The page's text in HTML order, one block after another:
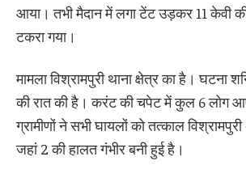
आया। तभी मैदान में लगा टेंट उड़कर 11 केवी
टकरा गया।
मामला विश्रामपुरी थाना क्षेत्र का है। घटना
की रात की है। करंट की चपेट में कुल 6 लोग
ग्रामीणों ने सभी घायलों को तत्काल
जहां 2 की हालत गंभीर बनी हुई है।